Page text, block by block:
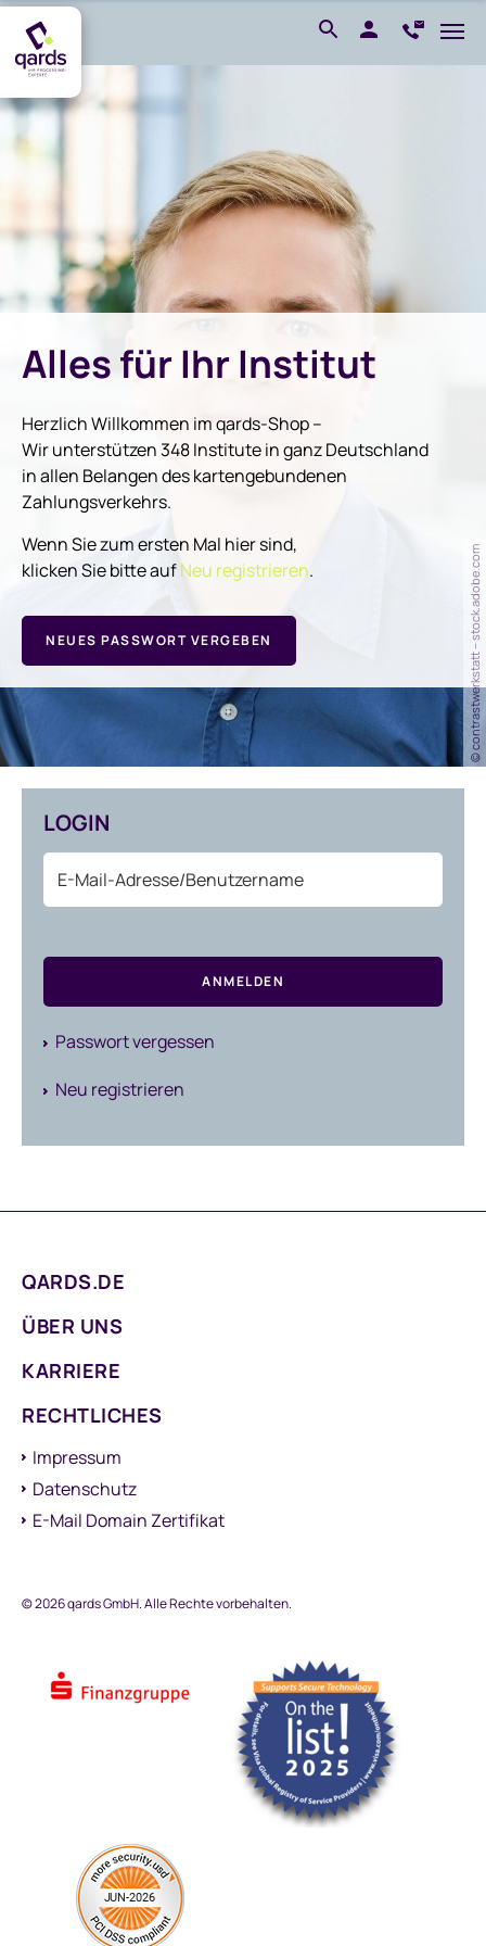
© contrastwerkstatt – stock.adobe.com
Alles für Ihr Institut
Herzlich Willkommen im qards-Shop –
Wir unterstützen 348 Institute in ganz Deutschland
in allen Belangen des kartengebundenen
Zahlungsverkehrs.
Wenn Sie zum ersten Mal hier sind,
klicken Sie bitte aufNeu registrieren.
NEUES PASSWORT VERGEBEN
LOGIN
ANMELDEN
Passwort vergessen
Neu registrieren
QARDS.DE
ÜBER UNS
KARRIERE
RECHTLICHES
Impressum
Datenschutz
E-Mail Domain Zertifikat
©️ 2026 qards GmbH. Alle Rechte vorbehalten.